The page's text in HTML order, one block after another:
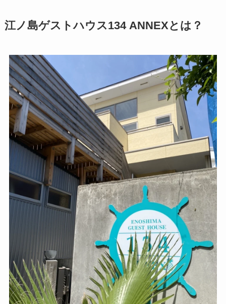
江ノ島ゲストハウス134 ANNEXとは？